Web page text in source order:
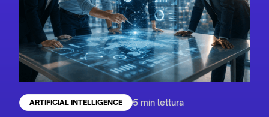
ARTIFICIAL INTELLIGENCE 5 min lettura